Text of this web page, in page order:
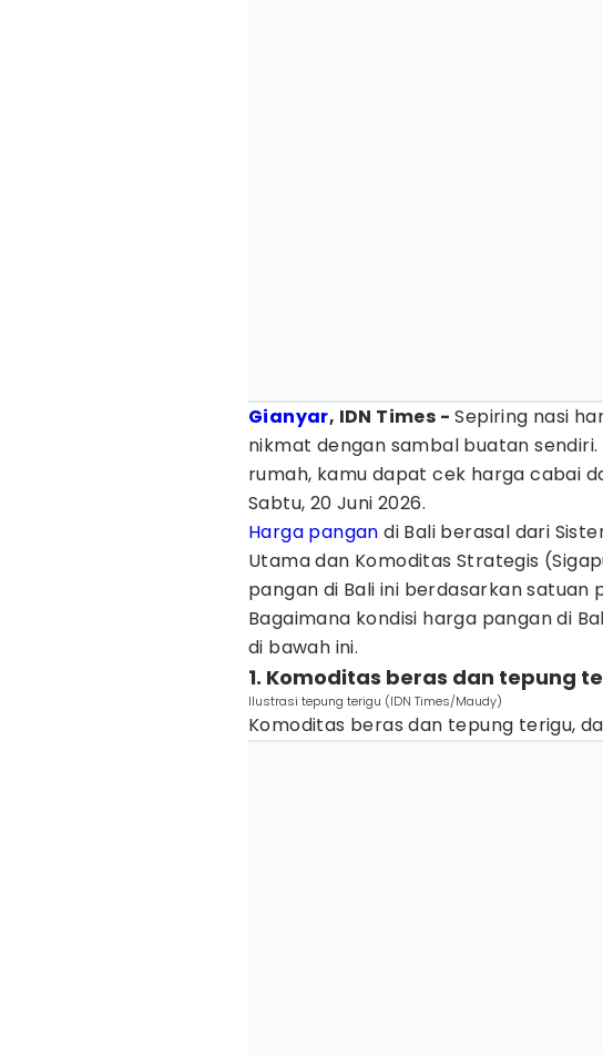
Gianyar, IDN Times - Sepiring nasi
nikmat dengan sambal buatan
rumah, kamu dapat cek harga cabai
Sabtu, 20 Juni 2026.
Harga pangan di Bali berasal dari
Utama dan Komoditas Strategis
pangan di Bali ini berdasarkan
Bagaimana kondisi harga pangan di
di bawah ini.
1. Komoditas beras dan tepung
Ilustrasi tepung terigu (IDN Times/Maudy)
Komoditas beras dan tepung terigu,